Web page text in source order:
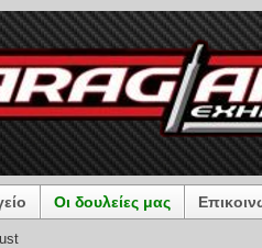
Οι δουλείες μας